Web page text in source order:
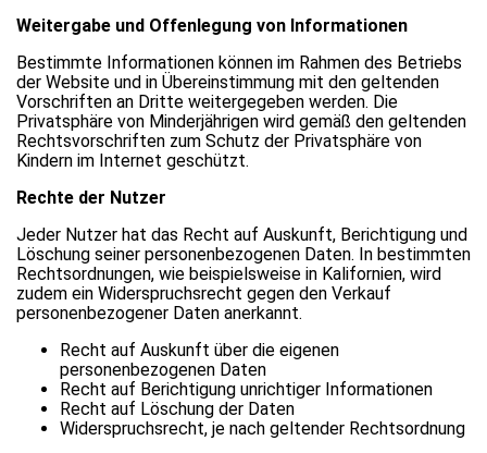
Weitergabe und Offenlegung von Informationen
Bestimmte Informationen können im Rahmen des Betriebs
der Website und in Übereinstimmung mit den geltenden
Vorschriften an Dritte weitergegeben werden. Die
Privatsphäre von Minderjährigen wird gemäß den geltenden
Rechtsvorschriften zum Schutz der Privatsphäre von
Kindern im Internet geschützt.
Rechte der Nutzer
Jeder Nutzer hat das Recht auf Auskunft, Berichtigung und
Löschung seiner personenbezogenen Daten. In bestimmten
Rechtsordnungen, wie beispielsweise in Kalifornien, wird
zudem ein Widerspruchsrecht gegen den Verkauf
personenbezogener Daten anerkannt.
Recht auf Auskunft über die eigenen
personenbezogenen Daten
Recht auf Berichtigung unrichtiger Informationen
Recht auf Löschung der Daten
Widerspruchsrecht, je nach geltender Rechtsordnung